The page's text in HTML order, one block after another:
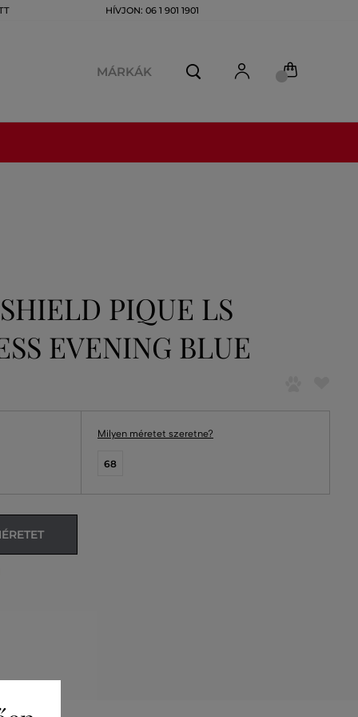
HÍVJON: 06 1 901 1901
MÁRKÁK
PIQUE LS
EVENING BLUE
Milyen méretet szeretne?
68